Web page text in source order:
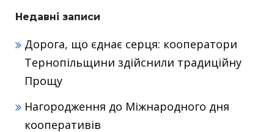
Недавні записи
Дорога, що єднає серця: кооператори
Тернопільщини здійснили традиційну
Прощу
Нагородження до Міжнародного дня
кооперативів